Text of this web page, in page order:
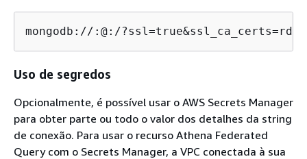
mongodb://:@:/
Uso de segredos
Opcionalmente, é possível usar o AWS Secrets Manager
para obter parte ou todo o valor dos detalhes da string
de conexão. Para usar o recurso Athena Federated
Query com o Secrets Manager, a VPC conectada à sua